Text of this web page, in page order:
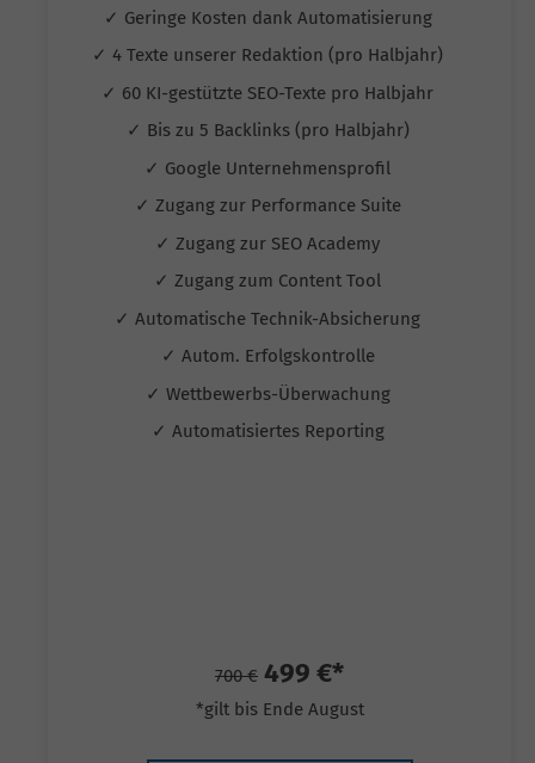
✓ Geringe Kosten dank Automatisierung
✓ 4 Texte unserer Redaktion (pro Halbjahr)
✓ 60 KI-gestützte SEO-Texte pro Halbjahr
✓ Bis zu 5 Backlinks (pro Halbjahr)
✓ Google Unternehmensprofil
✓ Zugang zur Performance Suite
✓ Zugang zur SEO Academy
✓ Zugang zum Content Tool
✓ Automatische Technik-Absicherung
✓ Autom. Erfolgskontrolle
✓ Wettbewerbs-Überwachung
✓ Automatisiertes Reporting
700 € 499 €*
*gilt bis Ende August